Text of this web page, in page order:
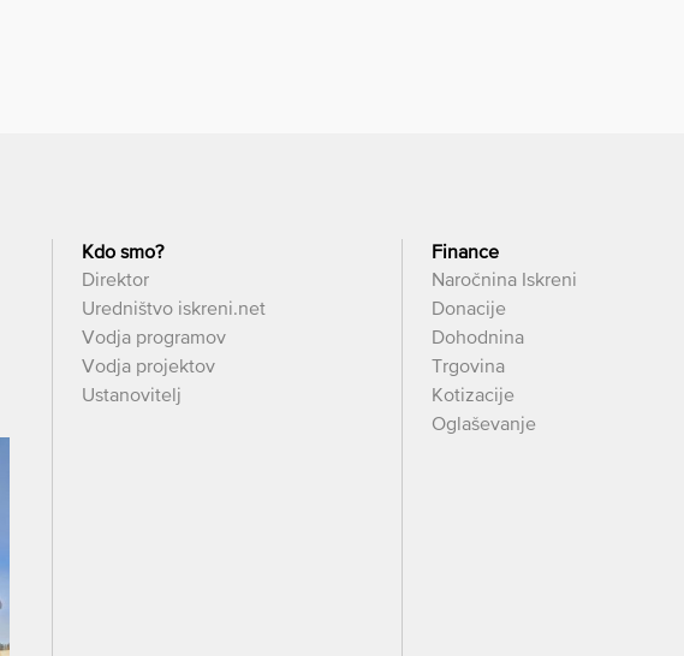
Kdo smo?
Direktor
Uredništvo iskreni.net
Vodja programov
Vodja projektov
Ustanovitelj
Finance
Naročnina Iskreni
Donacije
Dohodnina
Trgovina
Kotizacije
Oglaševanje